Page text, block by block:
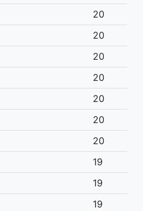
20
20
20
20
20
20
20
19
19
19